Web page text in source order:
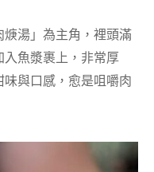
湯」為主角，裡頭滿
魚漿裹上，非常厚
與口感，愈是咀嚼肉